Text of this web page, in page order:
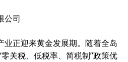
公司
业正迎来黄金发展期。随着全岛
关税、低税率、简税制”政策优